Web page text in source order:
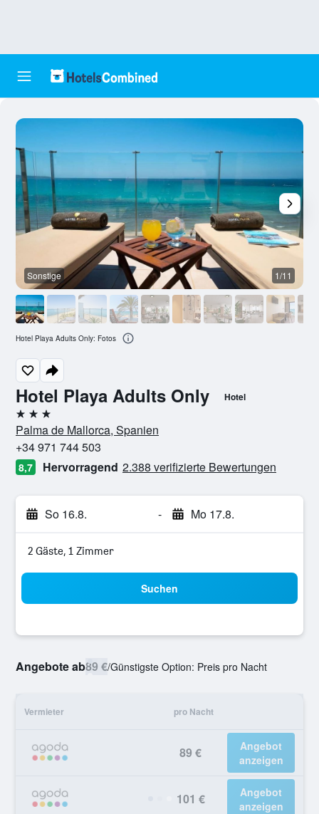
Hotel Playa Adults Only Hotel
3 Sterne
Palma de Mallorca, Spanien
+34 971 744 503
8,7 Hervorragend 2.388 verifizierte Bewertungen
So 16.8. - Mo 17.8.
2 Gäste, 1 Zimmer
Suchen
Angebote ab89 €/Günstigste Option: Preis pro Nacht
Vermieter pro Nacht
89 €
Angebot
anzeigen
101 €
Angebot
anzeigen
Sonstige 1/11
Hotel Playa Adults Only: Fotos